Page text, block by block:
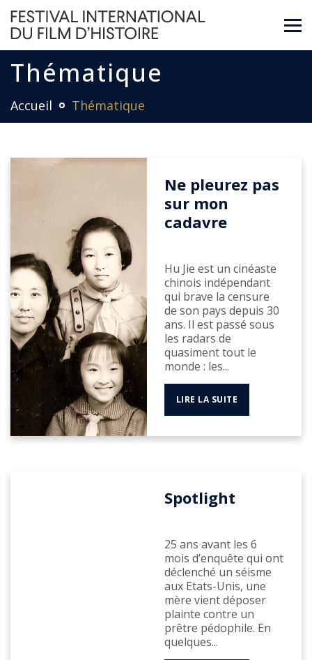
Thématique
Accueil Thématique
Ne pleurez pas
sur mon
cadavre
Hu Jie est un cinéaste
chinois indépendant
qui brave la censure
de son pays depuis 30
ans. Il est passé sous
les radars de
quasiment tout le
monde : les...
LIRE LA SUITE
Spotlight
25 ans avant les 6
mois d’enquête qui ont
déclenché un séisme
aux Etats-Unis, une
mère vient déposer
plainte contre un
prêtre pédophile. En
quelques...